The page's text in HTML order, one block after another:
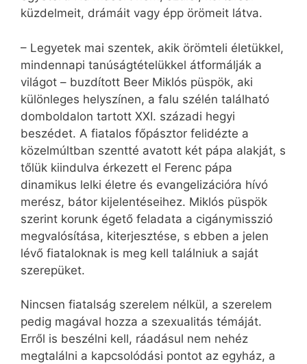
küzdelmeit, drámáit vagy épp örömeit látva.
– Legyetek mai szentek, akik örömteli életükkel,
mindennapi tanúságtételükkel átformálják a
világot – buzdított Beer Miklós püspök, aki
különleges helyszínen, a falu szélén található
domboldalon tartott XXI. századi hegyi
beszédet. A fiatalos főpásztor felidézte a
közelmúltban szentté avatott két pápa alakját, s
tőlük kiindulva érkezett el Ferenc pápa
dinamikus lelki életre és evangelizációra hívó
merész, bátor kijelentéseihez. Miklós püspök
szerint korunk égető feladata a cigánymisszió
megvalósítása, kiterjesztése, s ebben a jelen
lévő fiataloknak is meg kell találniuk a saját
szerepüket.
Nincsen fiatalság szerelem nélkül, a szerelem
pedig magával hozza a szexualitás témáját.
Erről is beszélni kell, ráadásul nem nehéz
megtalálni a kapcsolódási pontot az egyház, a